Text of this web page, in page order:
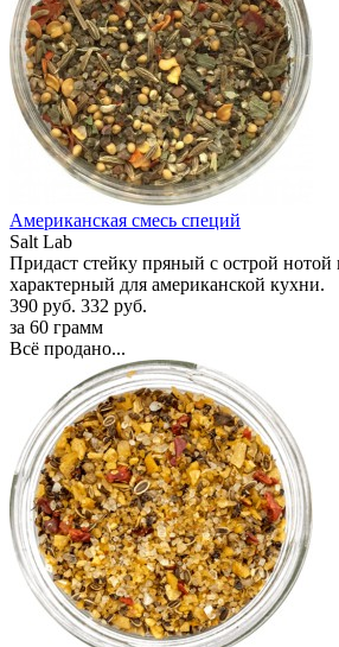
Американская смесь специй
Salt Lab
Придаст стейку пряный с острой нотой
характерный для американской кухни.
390 руб. 332 руб.
за 60 грамм
Всё продано...